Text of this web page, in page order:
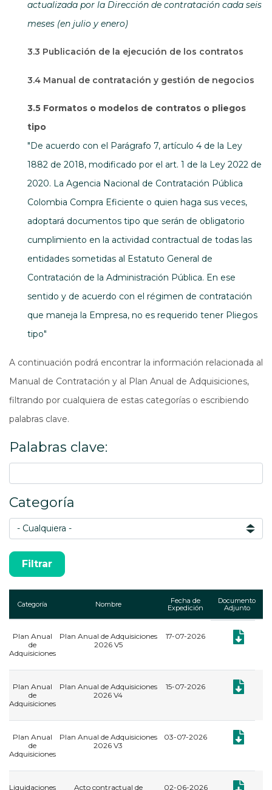
actualizada por la Dirección de contratación cada seis
meses (en julio y enero)
3.3 Publicación de la ejecución de los contratos
3.4 Manual de contratación y gestión de negocios
3.5 Formatos o modelos de contratos o pliegos
tipo
"De acuerdo con el Parágrafo 7, artículo 4 de la Ley
1882 de 2018, modificado por el art. 1 de la Ley 2022 de
2020. La Agencia Nacional de Contratación Pública
Colombia Compra Eficiente o quien haga sus veces,
adoptará documentos tipo que serán de obligatorio
cumplimiento en la actividad contractual de todas las
entidades sometidas al Estatuto General de
Contratación de la Administración Pública. En ese
sentido y de acuerdo con el régimen de contratación
que maneja la Empresa, no es requerido tener Pliegos
tipo"
A continuación podrá encontrar la información relacionada al
Manual de Contratación y al Plan Anual de Adquisiciones,
filtrando por cualquiera de estas categorías o escribiendo
palabras clave.
Palabras clave:
Categoría
Categoría Nombre
Fecha de
Expedición
Documento
Adjunto
Plan Anual
de
Adquisiciones
Plan Anual de Adquisiciones
2026 V5
17-07-2026
Plan Anual
de
Adquisiciones
Plan Anual de Adquisiciones
2026 V4
15-07-2026
Plan Anual
de
Adquisiciones
Plan Anual de Adquisiciones
2026 V3
03-07-2026
Liquidaciones Acto contractual de 02-06-2026